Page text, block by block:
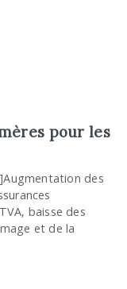
pour les
des
baisse des
et de la